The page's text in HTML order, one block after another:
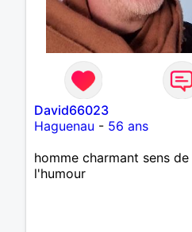
David66023
Haguenau - 56 ans
homme charmant sens de
l'humour